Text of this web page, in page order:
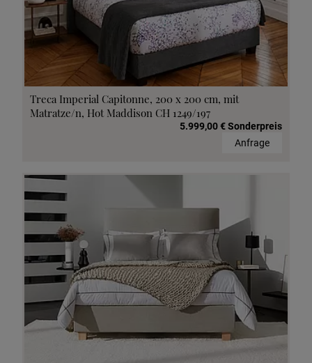
Treca Imperial Capitonne, 200 x 200 cm, mit
Matratze/n, Hot Maddison CH 1249/197
5.999,00 € Sonderpreis
Anfrage